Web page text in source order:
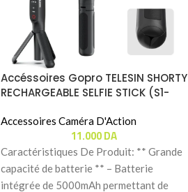
Accéssoires Gopro TELESIN SHORTY
RECHARGEABLE SELFIE STICK (S1-
Accessoires Caméra D'Action
11.000DA
Caractéristiques De Produit: ** Grande
capacité de batterie ** – Batterie
intégrée de 5000mAh permettant de